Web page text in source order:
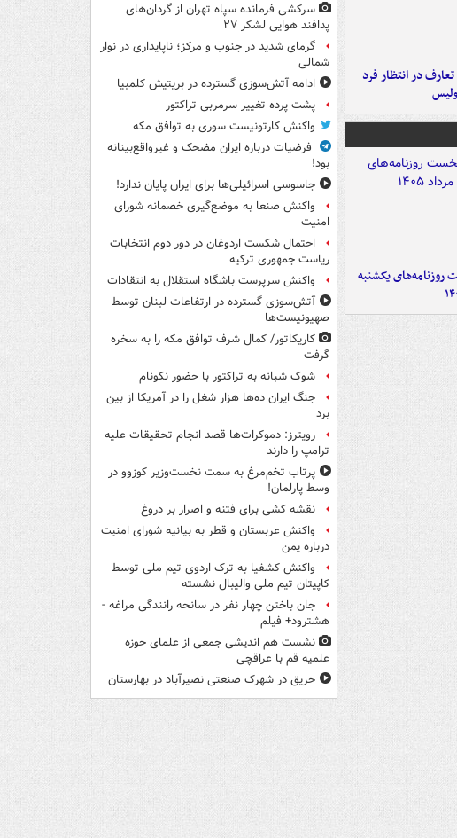
در انتظار فرد
یکشنبه
سرکشی فرمانده سپاه تهران از گردان‌های
پدافند هوایی لشکر ۲۷
گرمای شدید در جنوب و مرکز؛ ناپایداری در نوار
شمالی
ادامه آتش‌سوزی گسترده در بریتیش کلمبیا
پشت پرده تغییر سرمربی تراکتور
واکنش کارتونیست سوری به توافق مکه
فرضیات درباره ایران مضحک و غیرواقع‌بینانه
بود!
جاسوسی اسرائیلی‌ها برای ایران پایان ندارد!
واکنش صنعا به موضع‌گیری خصمانه شورای
امنیت
احتمال شکست اردوغان در دور دوم انتخابات
ریاست جمهوری ترکیه
واکنش سرپرست باشگاه استقلال به انتقادات
آتش‌سوزی گسترده در ارتفاعات لبنان توسط
صهیونیست‌ها
کاریکاتور/ کمال شرف توافق مکه را به سخره
گرفت
شوک شبانه به تراکتور با حضور نکونام
جنگ ایران ده‌ها هزار شغل را در آمریکا از بین
برد
رویترز: دموکرات‌ها قصد انجام تحقیقات علیه
ترامپ را دارند
پرتاب تخم‌مرغ به سمت نخست‌وزیر کوزوو در
وسط پارلمان!
نقشه کشی برای فتنه و اصرار بر دروغ
واکنش عربستان و قطر به بیانیه شورای امنیت
درباره یمن
واکنش کشفیا به ترک اردوی تیم ملی توسط
کاپیتان تیم ملی والیبال نشسته
جان باختن چهار نفر در سانحه رانندگی مراغه -
هشترود+ فیلم
نشست هم اندیشی جمعی از علمای حوزه
علمیه قم با عراقچی
حریق در شهرک صنعتی نصیرآباد در بهارستان